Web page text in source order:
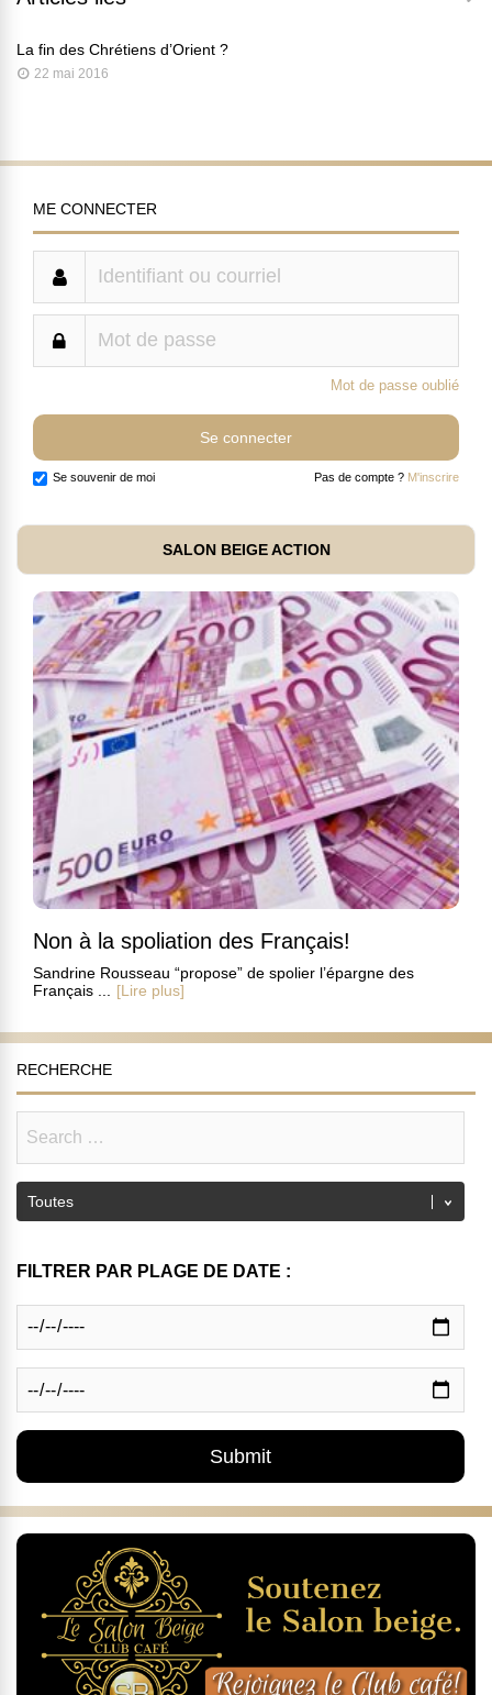
La fin des Chrétiens d’Orient ?
22 mai 2016
ME CONNECTER
Mot de passe oublié
Se souvenir de moi Pas de compte ? M'inscrire
SALON BEIGE ACTION
Non à la spoliation des Français!
Sandrine Rousseau “propose” de spolier l’épargne des
Français ...
[Lire plus]
RECHERCHE
FILTRER PAR PLAGE DE DATE :